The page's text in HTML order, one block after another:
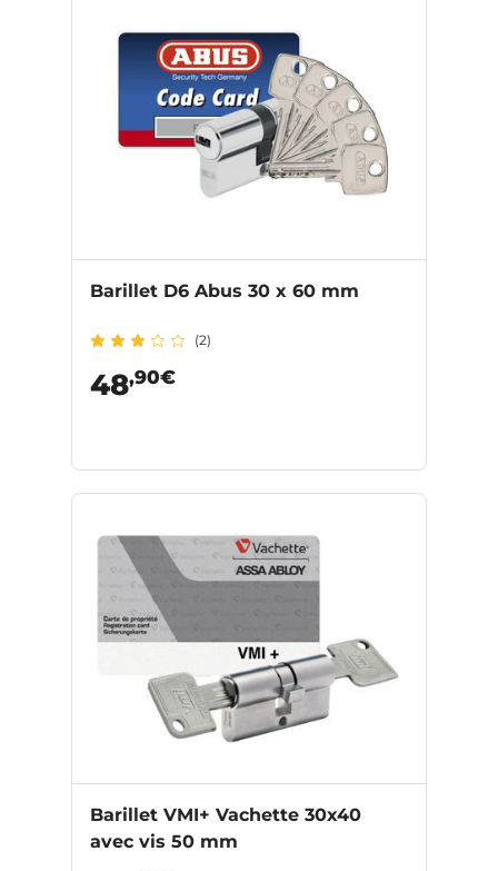
Barillet D6 Abus 30 x 60 mm
(2)
48,90€
Barillet VMI+ Vachette 30x40
avec vis 50 mm